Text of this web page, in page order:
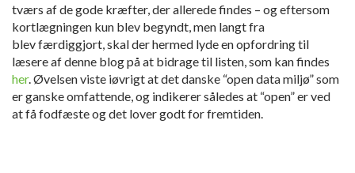
tværs af de gode kræfter, der allerede findes – og eftersom
kortlægningen kun blev begyndt, men langt fra
blev færdiggjort, skal der hermed lyde en opfordring til
læsere af denne blog på at bidrage til listen, som kan findes
her. Øvelsen viste iøvrigt at det danske “open data miljø” som
er ganske omfattende, og indikerer således at “open” er ved
at få fodfæste og det lover godt for fremtiden.